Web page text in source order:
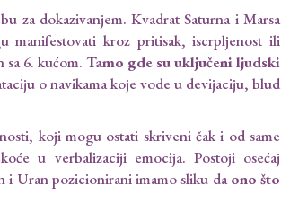
za dokazivanjem. Kvadrat Saturna i Marsa
manifestovati kroz pritisak, iscrpljenost ili
6. kućom. Tamo gde su uključeni ljudski
o navikama koje vode u devijaciju, blud
koji mogu ostati skriveni čak i od same
u verbalizaciji emocija. Postoji osećaj
i Uran pozicionirani imamo sliku daono što